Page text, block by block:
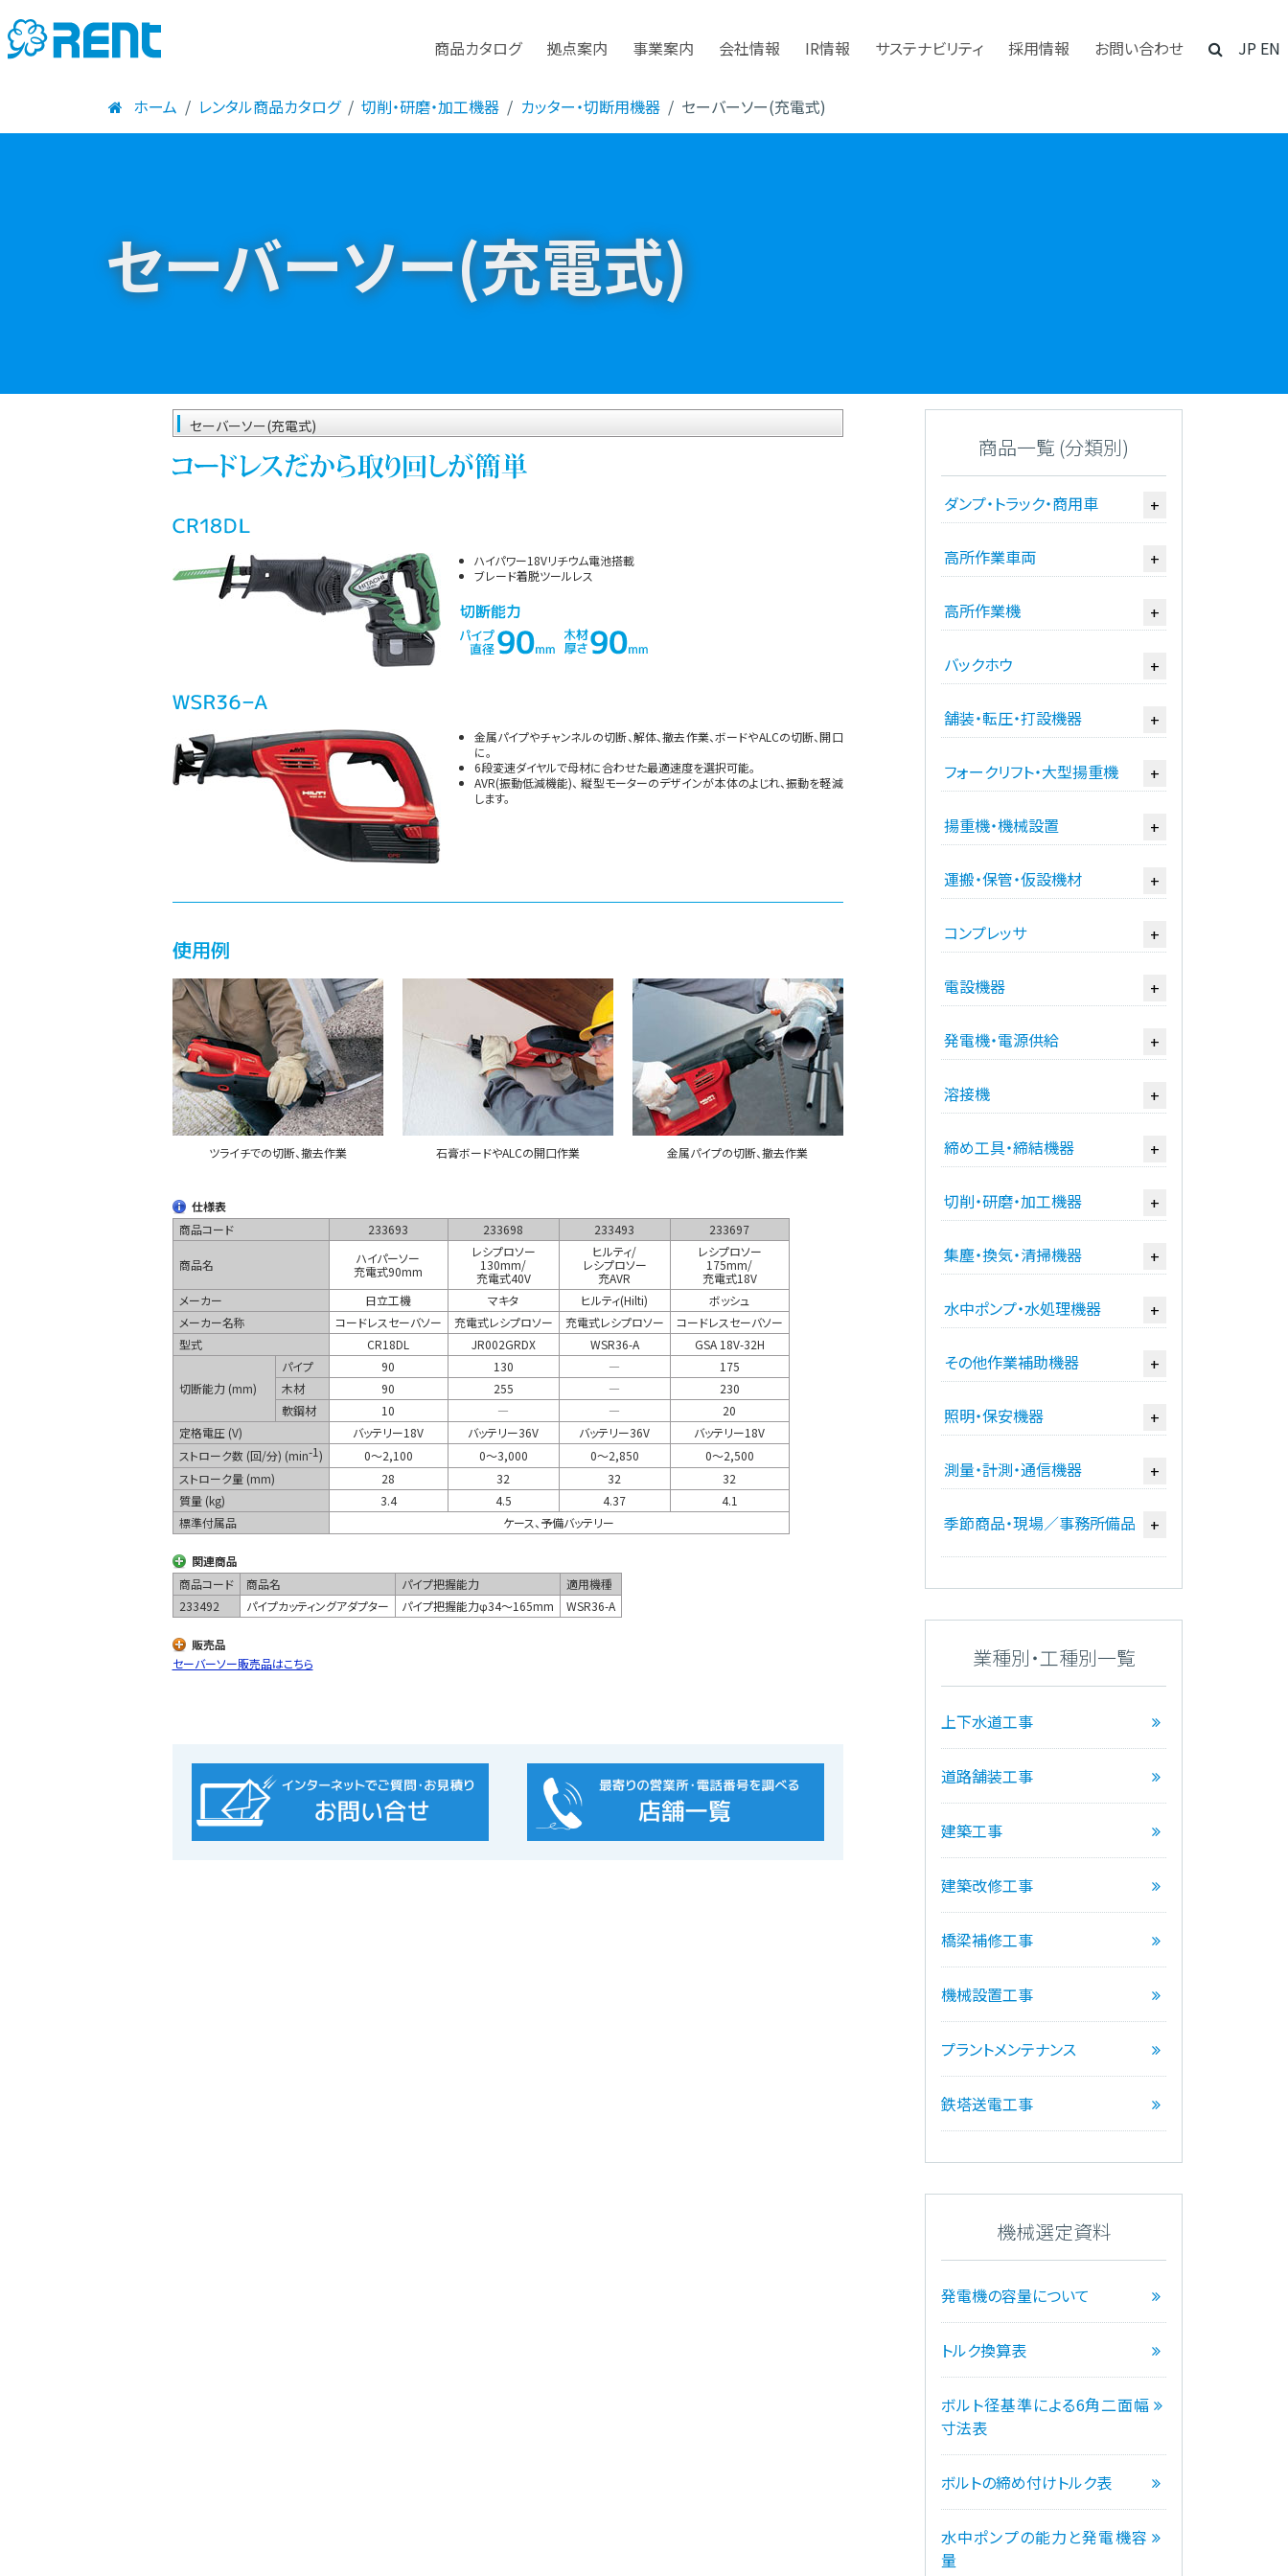
商品カタログ 拠点案内 事業案内 会社情報 IR情報 サステナビリティ 採用情報 お問い合わせ JP EN
ホーム レンタル商品カタログ 切削・研磨・加工機器 カッター・切断用機器 セーバーソー(充電式)
セーバーソー(充電式)
セーバーソー(充電式)
ハイパワー18Vリチウム電池搭載
ブレード着脱ツールレス
金属パイプやチャンネルの切断、解体、撤去作業、ボードやALCの切断、開口
に。
6段変速ダイヤルで母材に合わせた最適速度を選択可能。
AVR(振動低減機能)、 縦型モーターのデザインが本体のよじれ、振動を軽減
します。
ツライチでの切断、撤去作業 石膏ボードやALCの開口作業 金属パイプの切断、撤去作業
仕様表
商品コード
233693 233698 233493 233697
商品名
ハイパーソー
充電式90mm
レシプロソー
130mm/
充電式40V
ヒルティ/
レシプロソー
充AVR
レシプロソー
175mm/
充電式18V
メーカー
日立工機 マキタ ヒルティ(Hilti)
ボッシュ
メーカー名称
コードレスセーバソー 充電式レシプロソー 充電式レシプロソー
コードレスセーバソー
型式
CR18DL JR002GRDX WSR36-A GSA 18V-32H
切断能力 (mm)
パイプ 90 130 ―
175
木材
90 255 ―
230
軟鋼材
10 ― ―
20
定格電圧 (V)
バッテリー18V バッテリー36V バッテリー36V
バッテリー18V
ストローク数 (回/分) (min-1) 0～2,100 0～3,000 0～2,850
0～2,500
ストローク量 (mm)
28 32 32
32
質量 (kg)
3.4 4.5 4.37
4.1
標準付属品
ケース、予備バッテリー
関連商品
商品コード
商品名 パイプ把握能力
適用機種
233492
パイプカッティングアダプター パイプ把握能力φ34～165mm WSR36-A
販売品
セーバーソー販売品はこちら
商品一覧 (分類別)
ダンプ・トラック・商用車 +
高所作業車両 +
高所作業機 +
バックホウ +
舗装・転圧・打設機器 +
フォークリフト・大型揚重機 +
揚重機・機械設置 +
運搬・保管・仮設機材 +
コンプレッサ +
電設機器 +
発電機・電源供給 +
溶接機 +
締め工具・締結機器 +
切削・研磨・加工機器 +
集塵・換気・清掃機器 +
水中ポンプ・水処理機器 +
その他作業補助機器 +
照明・保安機器 +
測量・計測・通信機器 +
季節商品・現場／事務所備品 +
業種別・工種別一覧
上下水道工事
道路舗装工事
建築工事
建築改修工事
橋梁補修工事
機械設置工事
プラントメンテナンス
鉄塔送電工事
機械選定資料
発電機の容量について
トルク換算表
ボルト径基準による6角二面幅
寸法表
ボルトの締め付けトルク表
水中ポンプの能力と発電機容
量